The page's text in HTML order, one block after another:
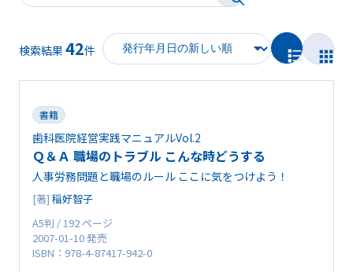
電子BOOK
著者一覧
検索結果 42件
書籍
歯科医院経営実践マニュアルVol.2
Ｑ＆Ａ 職場のトラブル こんな時どうする
人事労務問題と職場のルール ここに気をつけよう！
[著] 稲好智子
A5判 / 192 ページ
2007-01-10 発売
ISBN：978-4-87417-942-0